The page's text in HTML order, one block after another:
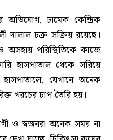
অভিযোগ, ঢামেক কেন্দ্রিক
দালাল চক্র সক্রিয় রয়েছে।
পরিস্থিতিকে কাজে
হাসপাতাল থেকে সরিয়ে
যেখানে অনেক
খরচের চাপ তৈরি হয়।
ও স্বজনরা অনেক সময় না